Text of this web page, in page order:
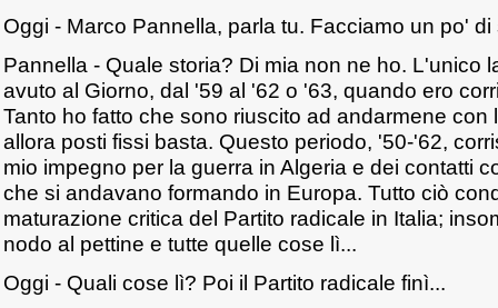
Oggi - Marco Pannella, parla tu. Facciamo un po'
Pannella - Quale storia? Di mia non ne ho. L'unico
avuto al Giorno, dal '59 al '62 o '63, quando ero
Tanto ho fatto che sono riuscito ad andarmene con
allora posti fissi basta. Questo periodo, '50-'62,
mio impegno per la guerra in Algeria e dei contatti
che si andavano formando in Europa. Tutto ciò
maturazione critica del Partito radicale in Italia;
nodo al pettine e tutte quelle cose lì...
Oggi - Quali cose lì? Poi il Partito radicale finì...